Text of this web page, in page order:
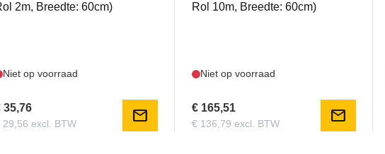
2m, Breedte: 60cm)
Niet op voorraad
35,76
29,56 excl. BTW mail
Rol 10m, Breedte: 60cm)
Niet op voorraad
€ 165,51
€ 136,79 excl. BTW mail